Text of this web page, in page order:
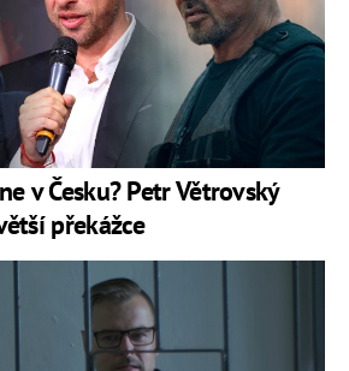
v Česku? Petr Větrovský
překážce